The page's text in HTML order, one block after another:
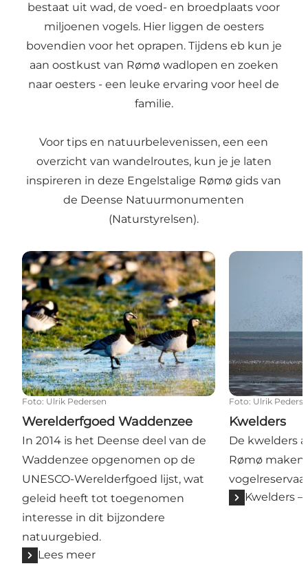
bestaat uit wad, de voed- en broedplaats voor
miljoenen vogels. Hier liggen de oesters
bovendien voor het oprapen. Tijdens eb kun je
aan oostkust van Rømø wadlopen en zoeken
naar oesters - een leuke ervaring voor heel de
familie.
Voor tips en natuurbelevenissen, een een
overzicht van wandelroutes, kun je je laten
inspireren in deze Engelstalige Rømø gids van
de Deense Natuurmonumenten
(Naturstyrelsen).
Werelderfgoed Waddenzee
Foto: Ulrik Pedersen
Werelderfgoed Waddenzee
In 2014 is het Deense deel van de
Waddenzee opgenomen op de
UNESCO-Werelderfgoed lijst, wat
geleid heeft tot toegenomen
interesse in dit bijzondere
natuurgebied.
Lees meer
Kwelders
Foto: Ulrik
Kwelders
De kwelders
Rømø maken
Kwelders –